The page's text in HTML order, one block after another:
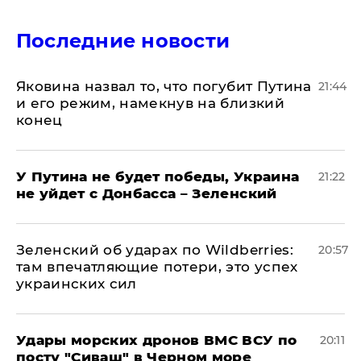
Последние новости
Яковина назвал то, что погубит Путина
и его режим, намекнув на близкий
конец
21:44
У Путина не будет победы, Украина
не уйдет с Донбасса – Зеленский
21:22
Зеленский об ударах по Wildberries:
там впечатляющие потери, это успех
украинских сил
20:57
Удары морских дронов ВМС ВСУ по
посту "Сиваш" в Черном море
20:11